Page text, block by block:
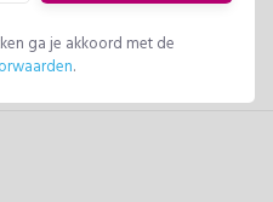
ga je akkoord met de
.